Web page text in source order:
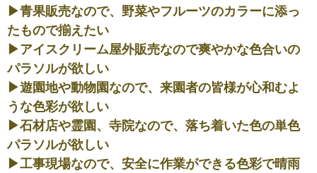
▶青果販売なので、野菜やフルーツのカラーに添っ
たもので揃えたい
▶アイスクリーム屋外販売なので爽やかな色合いの
パラソルが欲しい
▶遊園地や動物園なので、来園者の皆様が心和むよ
うな色彩が欲しい
▶石材店や霊園、寺院なので、落ち着いた色の単色
パラソルが欲しい
▶工事現場なので、安全に作業ができる色彩で晴雨